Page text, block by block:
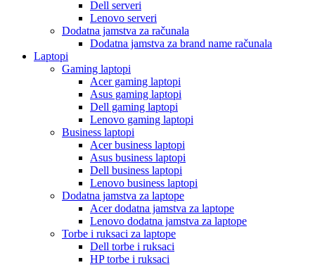
Dell serveri
Lenovo serveri
Dodatna jamstva za računala
Dodatna jamstva za brand name računala
Laptopi
Gaming laptopi
Acer gaming laptopi
Asus gaming laptopi
Dell gaming laptopi
Lenovo gaming laptopi
Business laptopi
Acer business laptopi
Asus business laptopi
Dell business laptopi
Lenovo business laptopi
Dodatna jamstva za laptope
Acer dodatna jamstva za laptope
Lenovo dodatna jamstva za laptope
Torbe i ruksaci za laptope
Dell torbe i ruksaci
HP torbe i ruksaci